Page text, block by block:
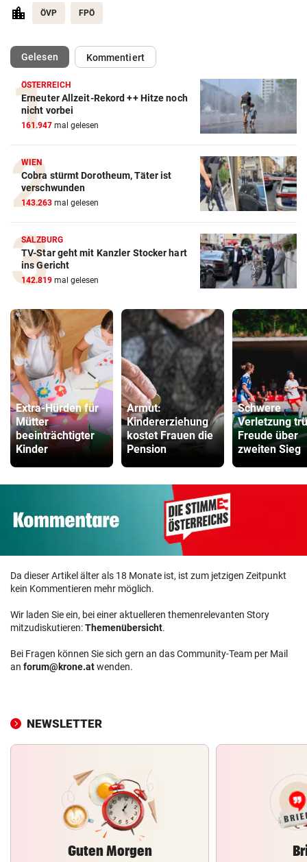
ÖVP FPÖ
Gelesen(ausgewählt)Kommentiert
ÖSTERREICH
Erneuter Allzeit-Rekord ++ Hitze noch
nicht vorbei
161.947 mal gelesen
WIEN
Cobra stürmt Dorotheum, Täter ist
verschwunden
143.263 mal gelesen
SALZBURG
TV-Star geht mit Kanzler Stocker hart
ins Gericht
142.819 mal gelesen
Extra-Hürden für
Mütter
beeinträchtigter
Kinder
Armut:
Kindererziehung
kostet Frauen die
Pension
Schwere
Verletzung
Freude über
zweiten Sieg
Da dieser Artikel älter als 18 Monate ist, ist zum jetzigen Zeitpunkt
kein Kommentieren mehr möglich.
Wir laden Sie ein, bei einer aktuelleren themenrelevanten Story
mitzudiskutieren:Themenübersicht.
Bei Fragen können Sie sich gern an das Community-Team per Mail
an forum@krone.atwenden.
NEWSLETTER
Guten Morgen